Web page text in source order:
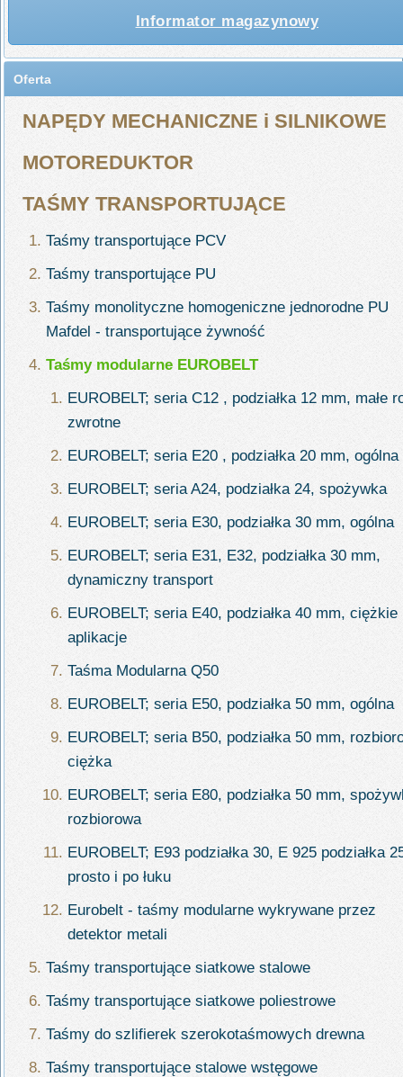
Informator magazynowy
Oferta
NAPĘDY MECHANICZNE i SILNIKOWE
MOTOREDUKTOR
TAŚMY TRANSPORTUJĄCE
Taśmy transportujące PCV
Taśmy transportujące PU
Taśmy monolityczne homogeniczne jednorodne PU
Mafdel - transportujące żywność
Taśmy modularne EUROBELT
EUROBELT; seria C12 , podziałka 12 mm, małe
zwrotne
EUROBELT; seria E20 , podziałka 20 mm, ogólna
EUROBELT; seria A24, podziałka 24, spożywka
EUROBELT; seria E30, podziałka 30 mm, ogólna
EUROBELT; seria E31, E32, podziałka 30 mm,
dynamiczny transport
EUROBELT; seria E40, podziałka 40 mm, ciężkie
aplikacje
Taśma Modularna Q50
EUROBELT; seria E50, podziałka 50 mm, ogólna
EUROBELT; seria B50, podziałka 50 mm,
ciężka
EUROBELT; seria E80, podziałka 50 mm,
rozbiorowa
EUROBELT; E93 podziałka 30, E 925 podziałka
prosto i po łuku
Eurobelt - taśmy modularne wykrywane przez
detektor metali
Taśmy transportujące siatkowe stalowe
Taśmy transportujące siatkowe poliestrowe
Taśmy do szlifierek szerokotaśmowych drewna
Taśmy transportujące stalowe wstęgowe